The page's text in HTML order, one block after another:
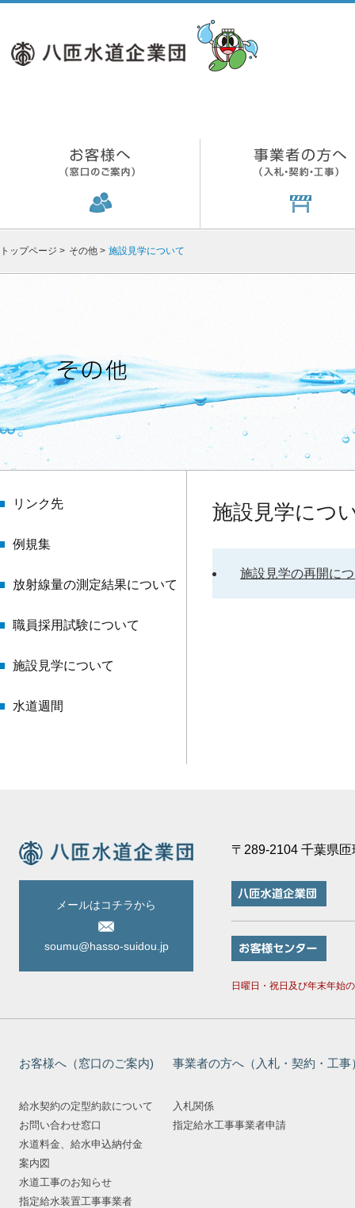
トップページ > その他> 施設見学について
施設見学につ
施設見学の再開に
リンク先
例規集
放射線量の測定結果について
職員採用試験について
施設見学について
水道週間
メールはコチラから
soumu@hasso-suidou.jp
〒289-2104 千葉県
日曜日・祝日及び年末年始
お客様へ（窓口のご案内)
給水契約の定型約款について
お問い合わせ窓口
水道料金、給水申込納付金
案内図
水道工事のお知らせ
指定給水装置工事事業者
事業者の方へ（入札・契約・工事
入札関係
指定給水工事事業者申請